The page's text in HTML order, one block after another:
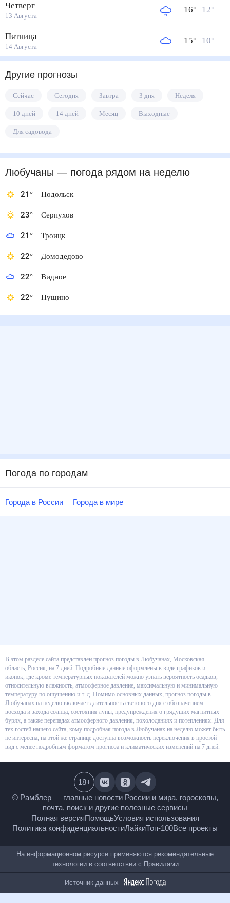
Четверг
13 Августа
16° 12°
Пятница
14 Августа
15° 10°
Другие прогнозы
Сейчас Сегодня Завтра 3 дня Неделя
10 дней 14 дней Месяц Выходные
Для садовода
Любучаны— погода рядом на неделю
21° Подольск
23° Серпухов
21° Троицк
22° Домодедово
22° Видное
22° Пущино
Погода по городам
Города в России Города в мире
В этом разделе сайта представлен прогноз погоды в Любучанах,
Московская область, Россия, на 7 дней. Подробные данные оформлены в
виде графиков и иконок, где кроме температурных показателей можно
узнать вероятность осадков, относительную влажность, атмосферное
давление, максимальную и минимальную температуру по ощущению и т.
д. Помимо основных данных, прогноз погоды в Любучанах на неделю
включает длительность светового дня с обозначением восхода и захода
солнца, состояния луны, предупреждения о грядущих магнитных бурях, а
также перепадах атмосферного давления, похолоданиях и потеплениях.
Для тех гостей нашего сайта, кому подробная погода в Любучанах на
неделю может быть не интересна, на этой же странице доступна
© Рамблер — главные новости России и мира,
гороскопы, почта, поиск и другие полезные сервисы
Полная версия
Помощь
Условия использования
Политика конфиденциальностиЛайкиТоп-100
Все проекты
18+
На информационном ресурсе применяются
рекомендательные технологии в соответствии сПравилами